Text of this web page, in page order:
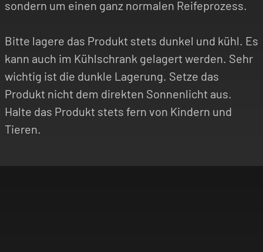
sondern um einen ganz normalen Reifeprozess.
Bitte lagere das Produkt stets dunkel und kühl. Es
kann auch im Kühlschrank gelagert werden. Sehr
wichtig ist die dunkle Lagerung. Setze das
Produkt nicht dem direkten Sonnenlicht aus.
Halte das Produkt stets fern von Kindern und
Tieren.